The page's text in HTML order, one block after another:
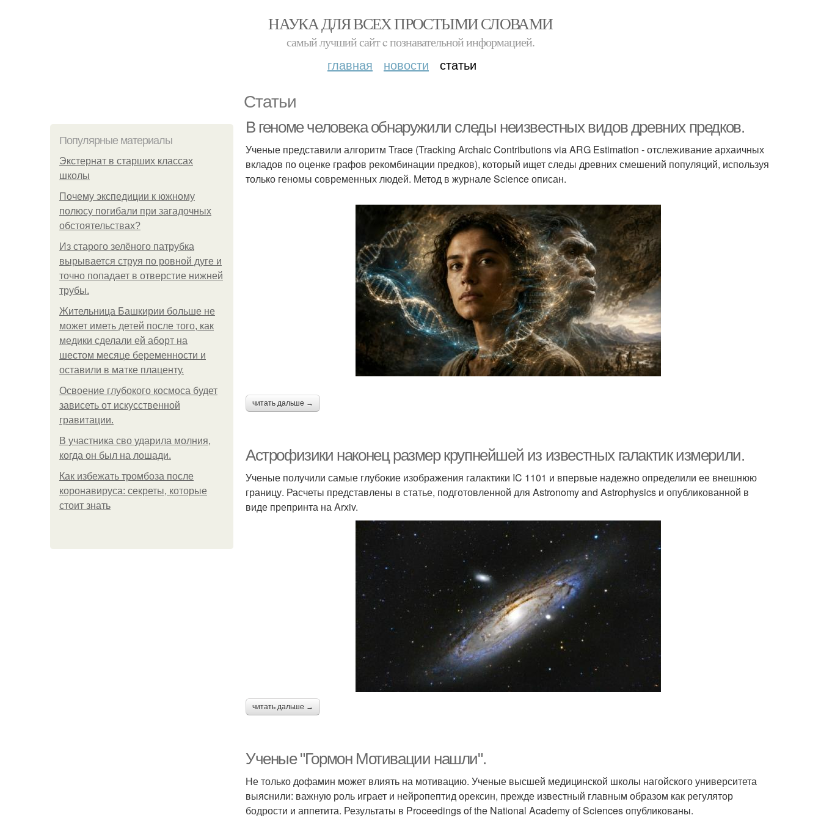
НАУКА ДЛЯ ВСЕХ ПРОСТЫМИ СЛОВАМИ
самый лучший сайт c познавательной информацией.
главная новости статьи
Статьи
Популярные материалы
Экстернат в старших классах
школы
Почему экспедиции к южному
полюсу погибали при загадочных
обстоятельствах?
Из старого зелёного патрубка
вырывается струя по ровной дуге и
точно попадает в отверстие нижней
трубы.
Жительница Башкирии больше не
может иметь детей после того, как
медики сделали ей аборт на
шестом месяце беременности и
оставили в матке плаценту.
Освоение глубокого космоса будет
зависеть от искусственной
гравитации.
В участника сво ударила молния,
когда он был на лошади.
Как избежать тромбоза после
коронавируса: секреты, которые
стоит знать
В геноме человека обнаружили следы неизвестных видов древних предков.
Ученые представили алгоритм Trace (Tracking Archaic Contributions via ARG Estimation - отслеживание архаичных
вкладов по оценке графов рекомбинации предков), который ищет следы древних смешений популяций, используя
только геномы современных людей. Метод в журнале Science описан.
читать дальше →
Астрофизики наконец размер крупнейшей из известных галактик измерили.
Ученые получили самые глубокие изображения галактики IC 1101 и впервые надежно определили ее внешнюю
границу. Расчеты представлены в статье, подготовленной для Astronomy and Astrophysics и опубликованной в
виде препринта на Arxiv.
читать дальше →
Ученые "Гормон Мотивации нашли".
Не только дофамин может влиять на мотивацию. Ученые высшей медицинской школы нагойского университета
выяснили: важную роль играет и нейропептид орексин, прежде известный главным образом как регулятор
бодрости и аппетита. Результаты в Proceedings of the National Academy of Sciences опубликованы.